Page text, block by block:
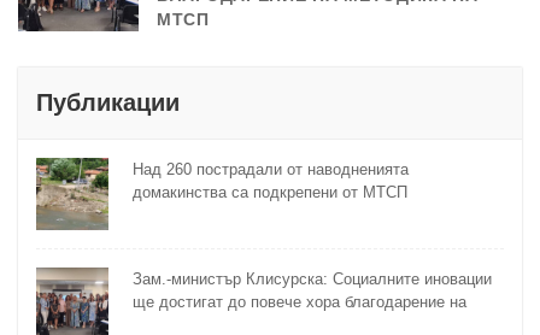
МТСП
Публикации
Над 260 пострадали от наводненията
домакинства са подкрепени от МТСП
Зам.-министър Клисурска: Социалните иновации
ще достигат до повече хора благодарение на